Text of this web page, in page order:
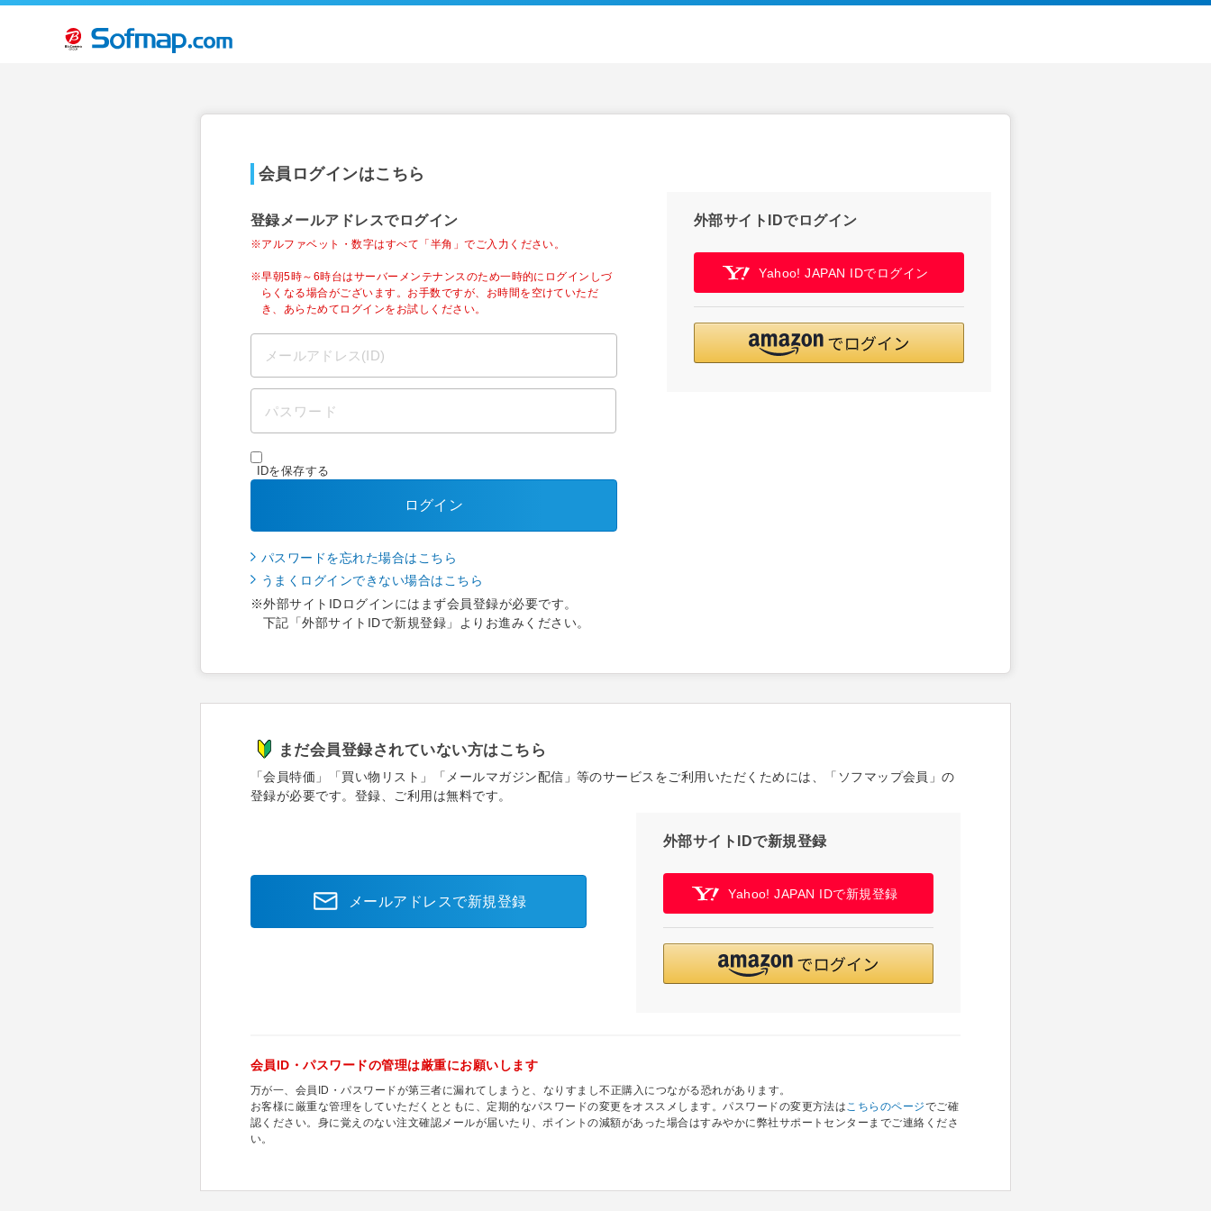
会員ログインはこちら
登録メールアドレスでログイン
※アルファベット・数字はすべて「半角」でご入力ください。
※早朝5時～6時台はサーバーメンテナンスのため一時的にログインしづ
らくなる場合がございます。お手数ですが、お時間を空けていただ
き、あらためてログインをお試しください。
IDを保存する
ログイン
パスワードを忘れた場合はこちら
うまくログインできない場合はこちら
※外部サイトIDログインにはまず会員登録が必要です。
下記「外部サイトIDで新規登録」よりお進みください。
外部サイトIDでログイン
Yahoo! JAPAN IDでログイン
まだ会員登録されていない方はこちら
「会員特価」「買い物リスト」「メールマガジン配信」等のサービスをご利用いただくためには、「ソフマップ会員」の
登録が必要です。登録、ご利用は無料です。
メールアドレスで新規登録
外部サイトIDで新規登録
Yahoo! JAPAN IDで新規登録
会員ID・パスワードの管理は厳重にお願いします
万が一、会員ID・パスワードが第三者に漏れてしまうと、なりすまし不正購入につながる恐れがあります。
お客様に厳重な管理をしていただくとともに、定期的なパスワードの変更をオススメします。パスワードの変更方法はこちらのページでご確
認ください。身に覚えのない注文確認メールが届いたり、ポイントの減額があった場合はすみやかに弊社サポートセンターまでご連絡くださ
い。